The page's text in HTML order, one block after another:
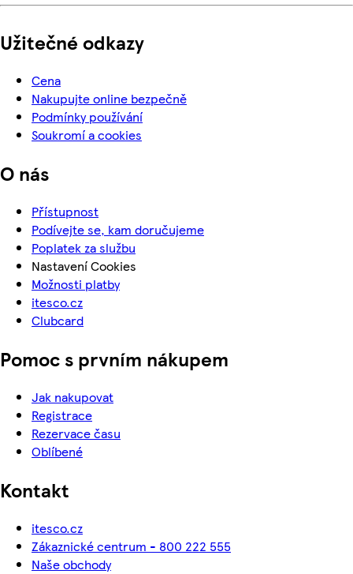
Užitečné odkazy
Cena
Nakupujte online bezpečně
Podmínky používání
Soukromí a cookies
O nás
Přístupnost
Podívejte se, kam doručujeme
Poplatek za službu
Nastavení Cookies
Možnosti platby
itesco.cz
Clubcard
Pomoc s prvním nákupem
Jak nakupovat
Registrace
Rezervace času
Oblíbené
Kontakt
itesco.cz
Zákaznické centrum - 800 222 555
Naše obchody